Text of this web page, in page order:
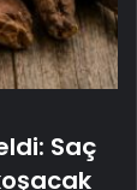
Saç